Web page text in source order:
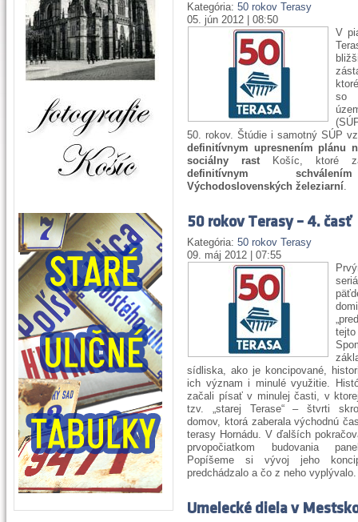
Kategória:50 rokov Terasy
05. jún 2012 | 08:50
V
50. rokov. Štúdie i samotný SÚP
definitívnym upresnením plánu
sociálny rast Košíc, ktoré
definitívnym
Východoslovenských železiarní.
50 rokov Terasy – 4. časť
Kategória:50 rokov Terasy
09. máj 2012 | 07:55
sídliska, ako je koncipované,
ich význam i minulé využitie.
začali písať v minulej časti, v
tzv. „starej Terase“ – štvrti
domov, ktorá zaberala východnú
terasy Hornádu. V ďalších
prvopočiatkom budovania
Popíšeme si vývoj jeho
predchádzalo a čo z neho vyplývalo.
Umelecké diela v